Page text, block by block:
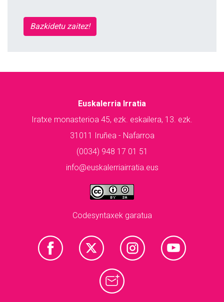
Bazkidetu zaitez!
Euskalerria Irratia
Iratxe monasterioa 45, ezk. eskailera, 13. ezk.
31011 Iruñea - Nafarroa
(0034) 948 17 01 51
info@euskalerriairratia.eus
Codesyntaxek garatua